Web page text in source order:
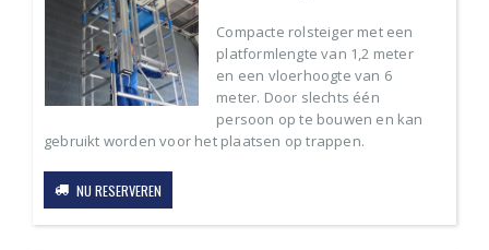
Compacte rolsteiger met een
platformlengte van 1,2 meter
en een vloerhoogte van 6
meter. Door slechts één
persoon op te bouwen en kan
gebruikt worden voor het plaatsen op trappen.
NU RESERVEREN